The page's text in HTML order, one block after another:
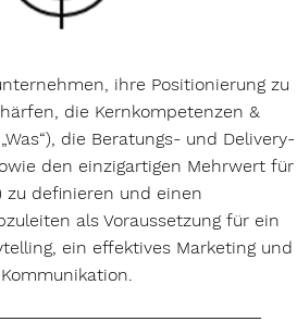
ihre Positionierung zu
die Kernkompetenzen &
die Beratungs- und Delivery-
den einzigartigen Mehrwert für
zu definieren und einen
als Voraussetzung für ein
ein effektives Marketing und